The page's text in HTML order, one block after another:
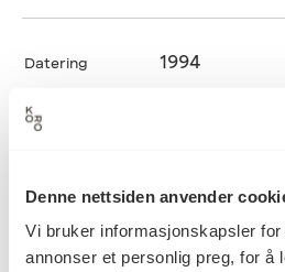
Denne nettsiden anvender
Vi bruker informasjonskapsler for
annonser et personlig preg, for å
Datering 1994